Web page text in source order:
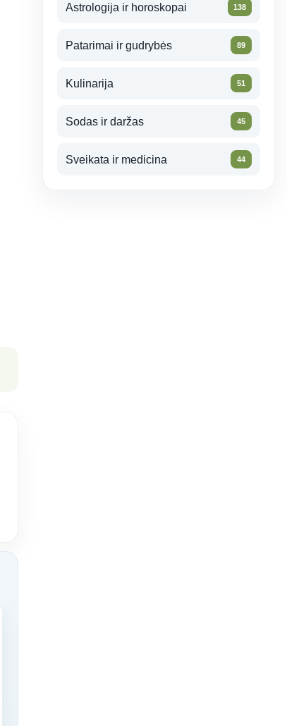
Astrologija ir horoskopai 138
Patarimai ir gudrybės 89
Kulinarija 51
Sodas ir daržas 45
Sveikata ir medicina 44